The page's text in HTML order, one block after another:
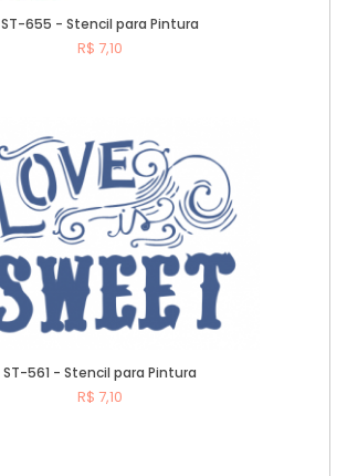
ST-655 - Stencil para Pintura
R$ 7,10
ST-561 - Stencil para Pintura
R$ 7,10